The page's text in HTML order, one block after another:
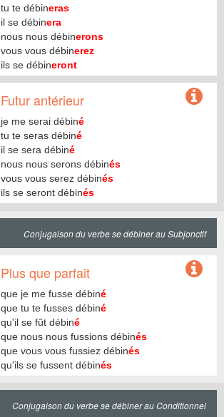
tu te débineras
il se débinera
nous nous débinerons
vous vous débinerez
ils se débineront
Futur antérieur
je me serai débiné
tu te seras débiné
il se sera débiné
nous nous serons débinés
vous vous serez débinés
ils se seront débinés
Conjugaison du verbe se débiner au Subjonctif
Plus que parfait
que je me fusse débiné
que tu te fusses débiné
qu'il se fût débiné
que nous nous fussions débinés
que vous vous fussiez débinés
qu'ils se fussent débinés
Conjugaison du verbe se débiner au Conditionnel